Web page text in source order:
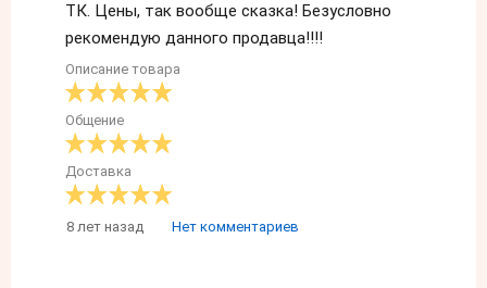
ТК. Цены, так вообще сказка! Безусловно
рекомендую данного продавца!!!!
Описание товара
Общение
Доставка
8 лет назад Нет комментариев